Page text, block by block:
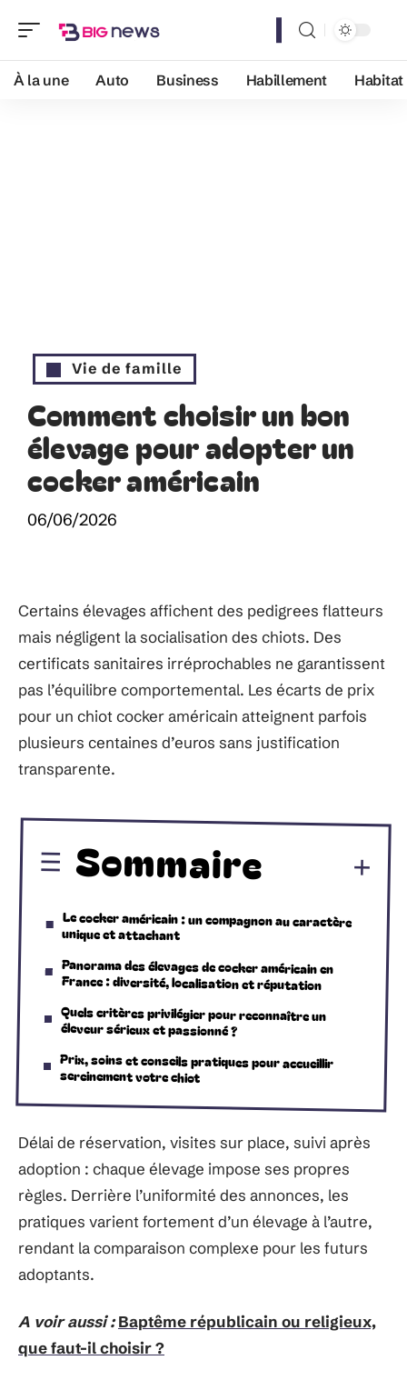
À la une Auto Business Habillement Habitat
Vie de famille
Comment choisir un bon
élevage pour adopter un
cocker américain
06/06/2026
Certains élevages affichent des pedigrees flatteurs
mais négligent la socialisation des chiots. Des
certificats sanitaires irréprochables ne garantissent
pas l’équilibre comportemental. Les écarts de prix
pour un chiot cocker américain atteignent parfois
plusieurs centaines d’euros sans justification
transparente.
Sommaire
Le cocker américain : un compagnon au caractère
unique et attachant
Panorama des élevages de cocker américain en
France : diversité, localisation et réputation
Quels critères privilégier pour reconnaître un
éleveur sérieux et passionné ?
Prix, soins et conseils pratiques pour accueillir
sereinement votre chiot
Délai de réservation, visites sur place, suivi après
adoption : chaque élevage impose ses propres
règles. Derrière l’uniformité des annonces, les
pratiques varient fortement d’un élevage à l’autre,
rendant la comparaison complexe pour les futurs
adoptants.
A voir aussi : Baptême républicain ou religieux,
que faut-il choisir ?